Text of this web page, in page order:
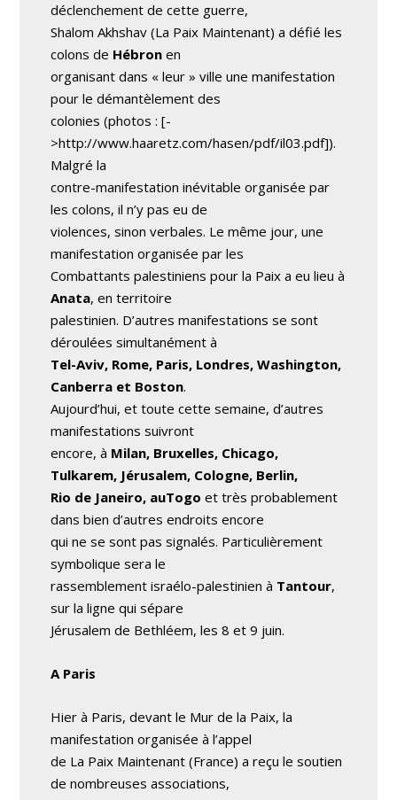
déclenchement de cette guerre,
Shalom Akhshav (La Paix Maintenant) a défié les
colons de Hébron en
organisant dans « leur » ville une manifestation
pour le démantèlement des
colonies (photos : [-
>http://www.haaretz.com/hasen/pdf/il03.pdf]).
Malgré la
contre-manifestation inévitable organisée par
les colons, il n’y pas eu de
violences, sinon verbales. Le même jour, une
manifestation organisée par les
Combattants palestiniens pour la Paix a eu lieu à
Anata, en territoire
palestinien. D’autres manifestations se sont
déroulées simultanément à
Tel-Aviv, Rome, Paris, Londres, Washington,
Canberra et Boston.
Aujourd’hui, et toute cette semaine, d’autres
manifestations suivront
encore, à Milan, Bruxelles, Chicago,
Tulkarem, Jérusalem, Cologne, Berlin,
Rio de Janeiro, auTogo et très probablement
dans bien d’autres endroits encore
qui ne se sont pas signalés. Particulièrement
symbolique sera le
rassemblement israélo-palestinien à Tantour,
sur la ligne qui sépare
Jérusalem de Bethléem, les 8 et 9 juin.
A Paris
Hier à Paris, devant le Mur de la Paix, la
manifestation organisée à l’appel
de La Paix Maintenant (France) a reçu le soutien
de nombreuses associations,